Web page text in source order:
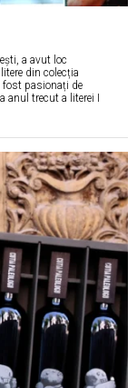
a avut loc
din colecția
fost pasionați de
anul trecut a literei I